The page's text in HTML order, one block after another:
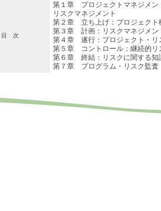
目 次
第１章 プロジェクトマネジメン
リスクマネジメント
第２章 立ち上げ：プロジェクト
第３章 計画：リスクマネジメン
第４章 遂行：プロジェクト・リ
第５章 コントロール：継続的リ
第６章 終結：リスクに関する知
第７章 プログラム・リスク監査